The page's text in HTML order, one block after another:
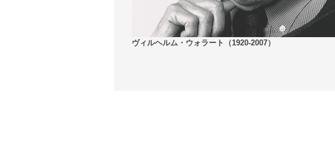
ヴィルヘルム・ウォラート（1920-2007）